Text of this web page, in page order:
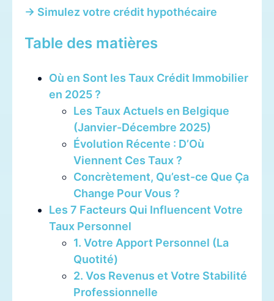
→ Simulez votre crédit hypothécaire
Table des matières
Où en Sont les Taux Crédit Immobilier
en 2025 ?
Les Taux Actuels en Belgique
(Janvier-Décembre 2025)
Évolution Récente : D’Où
Viennent Ces Taux ?
Concrètement, Qu’est-ce Que Ça
Change Pour Vous ?
Les 7 Facteurs Qui Influencent Votre
Taux Personnel
1. Votre Apport Personnel (La
Quotité)
2. Vos Revenus et Votre Stabilité
Professionnelle